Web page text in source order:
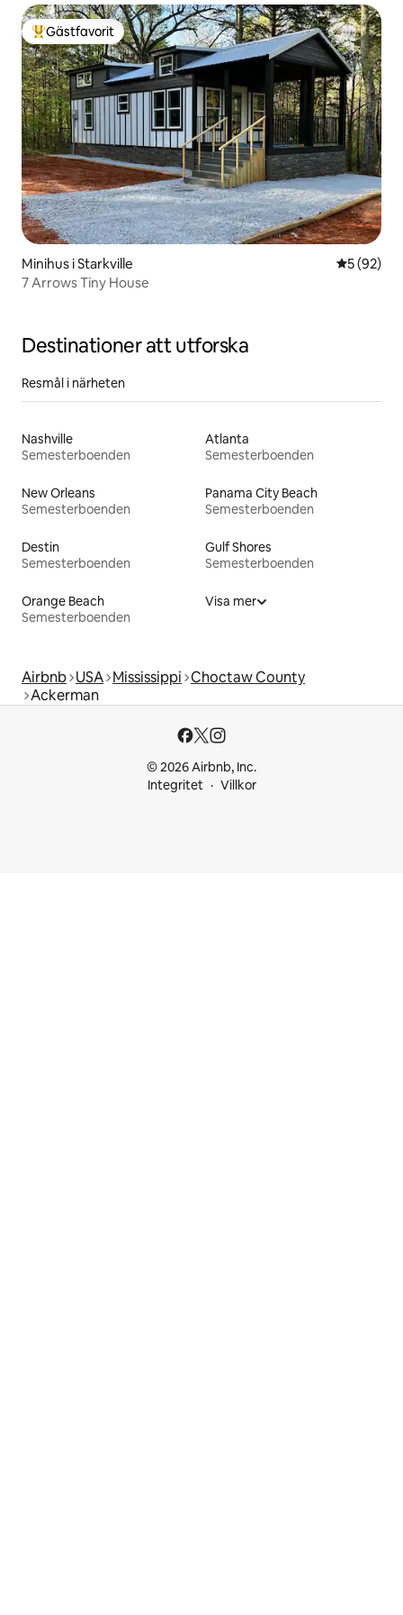
Populär gästfavorit
Gästfavorit
Minihus i Starkville 5 av 5 i
5 (92)
7 Arrows Tiny House
Destinationer att utforska
Resmål i närheten
Nashville
Semesterboenden
Atlanta
Semesterboenden
New Orleans
Semesterboenden
Panama City Beach
Semesterboenden
Destin
Semesterboenden
Gulf Shores
Semesterboenden
Orange Beach
Semesterboenden
Visa mer
Airbnb USA Mississippi Choctaw County
Ackerman
© 2026 Airbnb, Inc.
Integritet
Villkor